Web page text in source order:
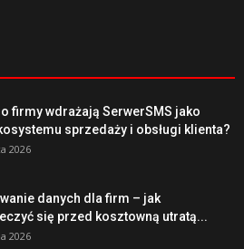
firmy wdrażają SerwerSMS jako
sprzedaży i obsługi klienta?
2026
danych dla firm – jak
się przed kosztowną utratą...
2026